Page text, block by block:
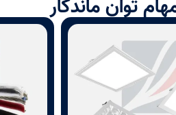
توان ماندگار